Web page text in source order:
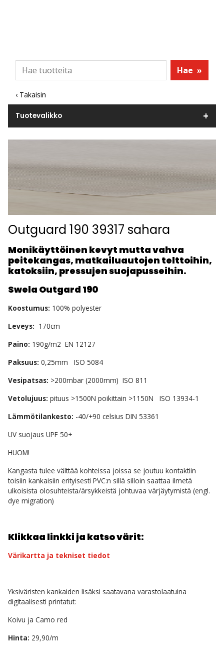
Hae »
‹ Takaisin
Tuotevalikko
Outguard 190 39317 sahara
Monikäyttöinen kevyt mutta vahva
peitekangas, matkailuautojen telttoihin,
katoksiin, pressujen suojapusseihin.
Swela Outgard 190
Koostumus: 100% polyester
Leveys: 170cm
Paino: 190g/m2 EN 12127
Paksuus: 0,25mm ISO 5084
Vesipatsas: >200mbar (2000mm) ISO 811
Vetolujuus: pituus >1500N poikittain >1150N ISO 13934-1
Lämmötilankesto: -40/+90 celsius DIN 53361
UV suojaus UPF 50+
HUOM!
Kangasta tulee välttää kohteissa joissa se joutuu kontaktiin
toisiin kankaisiin erityisesti PVC:n sillä silloin saattaa ilmetä
ulkoisista olosuhteista/ärsykkeistä johtuvaa värjäytymistä (engl.
dye migration)
Klikkaa linkki ja katso värit:
Värikartta ja tekniset tiedot
Yksiväristen kankaiden lisäksi saatavana varastolaatuina
digitaalisesti printatut:
Koivu ja Camo red
Hinta: 29,90/m